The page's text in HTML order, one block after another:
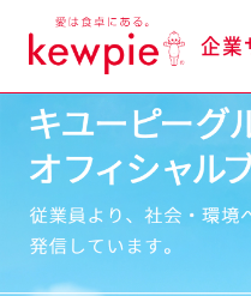
企業